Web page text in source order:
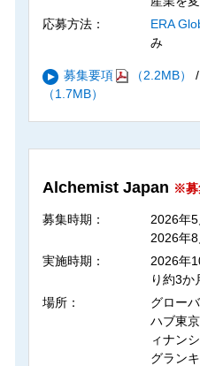
応募方法：
ERA
み
募集要項 （2.2MB） /
（1.7MB）
Alchemist Japan ※募
募集時期：
2026年
2026年
実施時期：
2026年
り約3か
場所：
グロー
ハブ東
ィナン
グラン